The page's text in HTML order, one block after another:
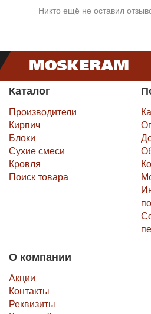
Никто ещё не оставил
Каталог
Производители
Кирпич
Блоки
Сухие смеси
Кровля
Поиск товара
О компании
Акции
Контакты
Реквизиты